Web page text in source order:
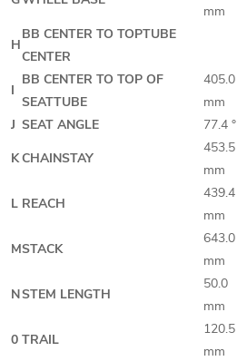
mm
H
BB CENTER TO TOPTUBE
CENTER
I
BB CENTER TO TOP OF
SEATTUBE
405.0
mm
J SEAT ANGLE 77.4 °
KCHAINSTAY
453.5
mm
L REACH
439.4
mm
MSTACK
643.0
mm
NSTEM LENGTH
50.0
mm
0 TRAIL
120.5
mm